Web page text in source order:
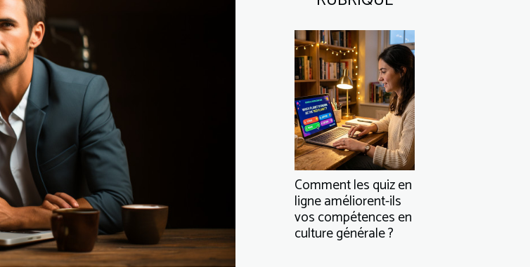
Comment les quiz en
ligne améliorent-ils
vos compétences en
culture générale ?